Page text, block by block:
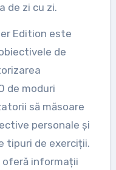
de zi cu zi.
Edition este
de
de moduri
să măsoare
personale și
tipuri de exerciții.
oferă informații